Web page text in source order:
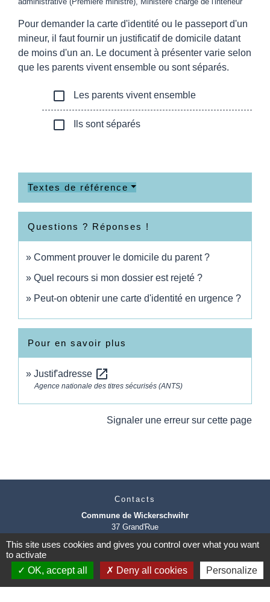
Pour demander la carte d'identité ou le passeport d'un
mineur, il faut fournir un justificatif de domicile datant
de moins d'un an. Le document à présenter varie selon
que les parents vivent ensemble ou sont séparés.
check_box_outline_blank Les parents vivent ensemble
check_box_outline_blank Ils sont séparés
Textes de référence
Questions ? Réponses !
Comment prouver le domicile du parent ?
Quel recours si mon dossier est rejeté ?
Peut-on obtenir une carte d'identité en urgence ?
Pour en savoir plus
Justif'adresse open_in_new
Agence nationale des titres sécurisés (ANTS)
Signaler une erreur sur cette page
Contacts
Commune de Wickerschwihr
37 Grand'Rue
+33 3 89 47 40 21
This site uses cookies and gives you control over what you want
to activate
OK, accept all
Deny all cookies Personalize